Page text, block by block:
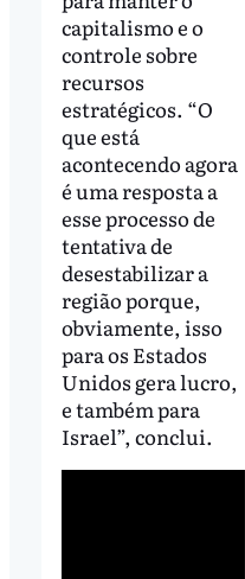
capitalismo e o
controle sobre
recursos
estratégicos. “O
que está
acontecendo agora
é uma resposta a
esse processo de
tentativa de
desestabilizar a
região porque,
obviamente, isso
para os Estados
Unidos gera lucro,
e também para
Israel”, conclui.